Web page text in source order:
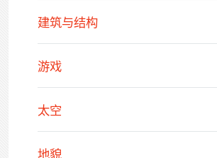
建筑与结构
游戏
太空
地貌